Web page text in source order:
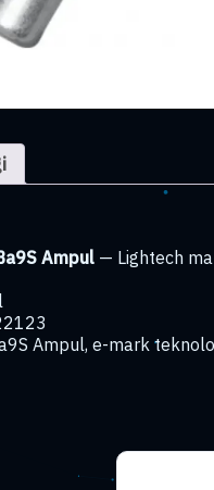
Ampul — Lightech
Ampul, e-mark